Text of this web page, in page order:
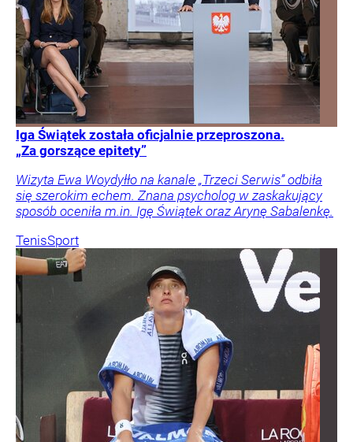
Iga Świątek została oficjalnie przeproszona.
„Za gorszące epitety”
Wizyta Ewa Woydyłło na kanale „Trzeci Serwis” odbiła
się szerokim echem. Znana psycholog w zaskakujący
sposób oceniła m.in. Igę Świątek oraz Arynę Sabalenkę.
TenisSport